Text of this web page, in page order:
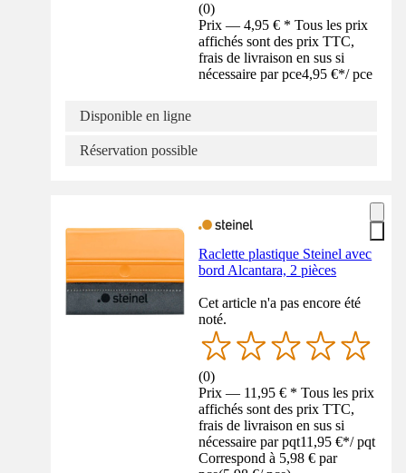
(0)
Prix — 4,95 € * Tous les prix
affichés sont des prix TTC,
frais de livraison en sus si
nécessaire par pce4,95 €*/ pce
Disponible en ligne
Réservation possible
Raclette plastique Steinel avec
bord Alcantara, 2 pièces
Cet article n'a pas encore été
noté.
(0)
Prix — 11,95 € * Tous les prix
affichés sont des prix TTC,
frais de livraison en sus si
nécessaire par pqt11,95 €*/ pqt
Correspond à 5,98 € par